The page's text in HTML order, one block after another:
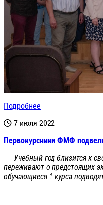
Подробнее
7 июля 2022
Первокурсники ФМФ
Учебный год близится к
переживают о предстоящих
обучающиеся 1 курса